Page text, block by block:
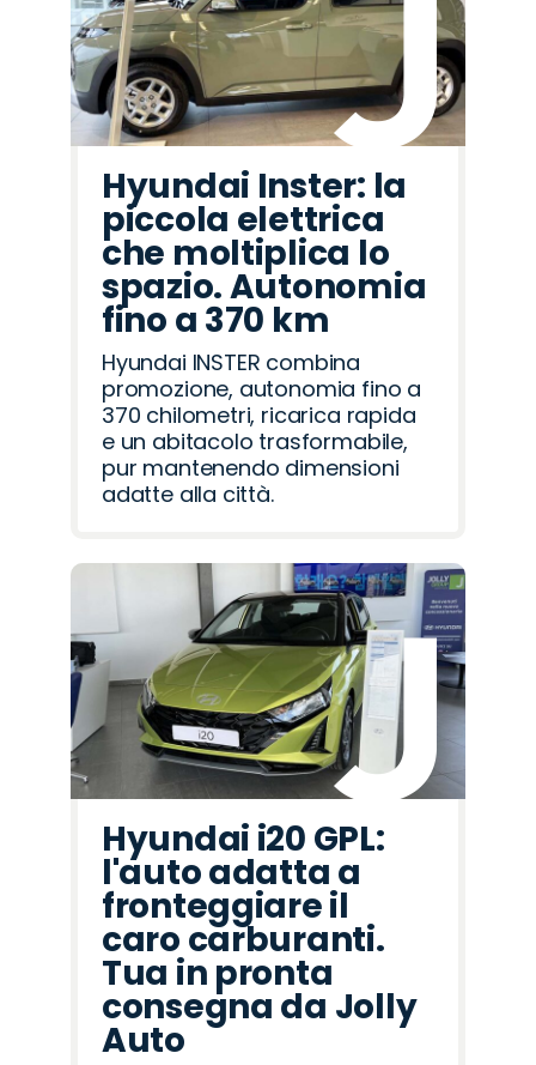
Hyundai Inster: la
piccola elettrica
che moltiplica lo
spazio. Autonomia
fino a 370 km
Hyundai INSTER combina
promozione, autonomia fino a
370 chilometri, ricarica rapida
e un abitacolo trasformabile,
pur mantenendo dimensioni
adatte alla città.
Hyundai i20 GPL:
l'auto adatta a
fronteggiare il
caro carburanti.
Tua in pronta
consegna da Jolly
Auto